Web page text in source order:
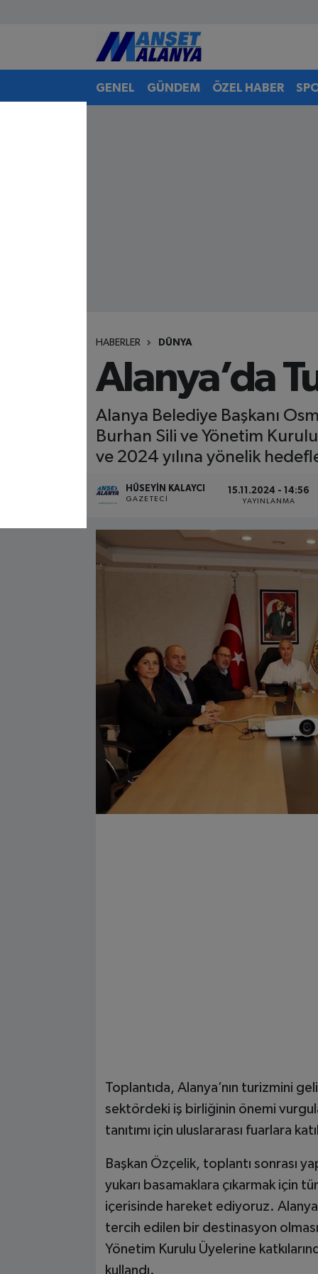
GENEL GÜNDEM ÖZEL HABER
HABERLER DÜNYA
Alanya’da
Alanya Belediye Başkanı
Burhan Sili ve Yönetim
ve 2024 yılına yönelik
HÜSEYIN KALAYCI
GAZETECI
15.11.2024 - 14:56
YAYINLANMA
Toplantıda, Alanya’nın turizmini
sektördeki iş birliğinin önemi
tanıtımı için uluslararası fuarlara
Başkan Özçelik, toplantı sonrası
yukarı basamaklara çıkarmak için
içerisinde hareket ediyoruz.
tercih edilen bir destinasyon olması
Yönetim Kurulu Üyelerine
kullandı.
Antalya Nöbetçi Eczaneler
Antalya Hava Durumu